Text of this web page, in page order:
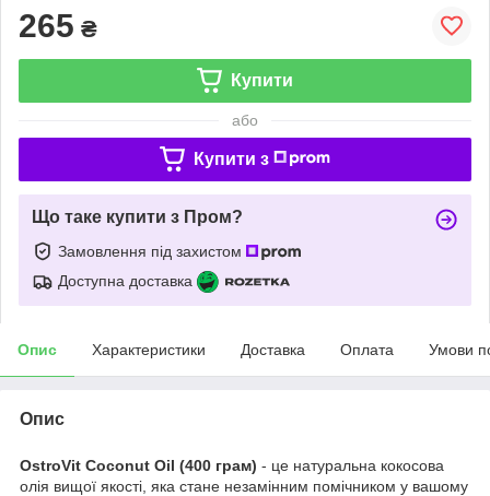
265 ₴
Купити
або
Купити з
Що таке купити з Пром?
Замовлення під захистом
Доступна доставка
Опис Характеристики Доставка Оплата Умови
Опис
OstroVit Coconut Oil (400 грам) - це натуральна кокосова
олія вищої якості, яка стане незамінним помічником у вашому